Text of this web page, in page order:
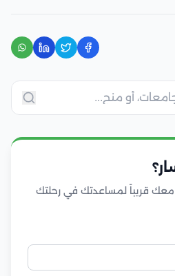
معك قريباً لمساعدتك في رحلتك